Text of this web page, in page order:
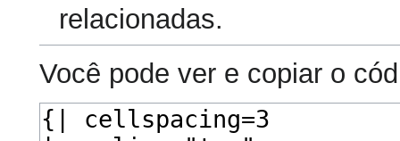
relacionadas.
Você pode ver e copiar o